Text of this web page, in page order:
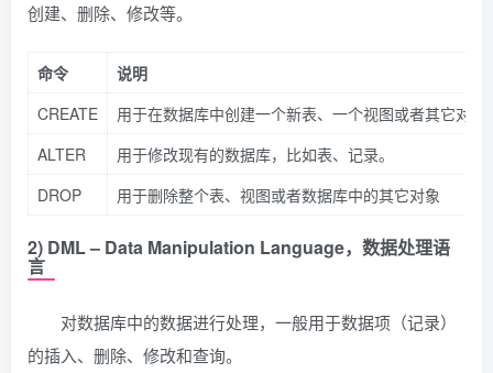
创建、删除、修改等。
命令
说明
CREATE
用于在数据库中创建一个新表、一个视图或者其它对象
ALTER
用于修改现有的数据库，比如表、记录。
DROP
用于删除整个表、视图或者数据库中的其它对象
2) DML – Data Manipulation Language，数据处理语
言
对数据库中的数据进行处理，一般用于数据项（记录）
的插入、删除、修改和查询。